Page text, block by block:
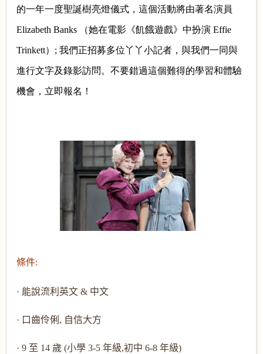
PARTNERS
的一年一度聖誕樹亮燈儀式，這個活動將由著名演員
Elizabeth Banks （她在電影《飢餓遊戲》中扮演 Effie
Trinkett） ;我們正招募多位丫丫小記者，與我們一同與
進行文字及錄影訪問。不要錯過這個難得的學習和體驗
機會，立即報名！
條件:
· 能說流利英文 & 中文
· 口齒伶俐 , 自信大方
· 9 至 14 歲 (小學 3-5年級,初中 6-8年級)